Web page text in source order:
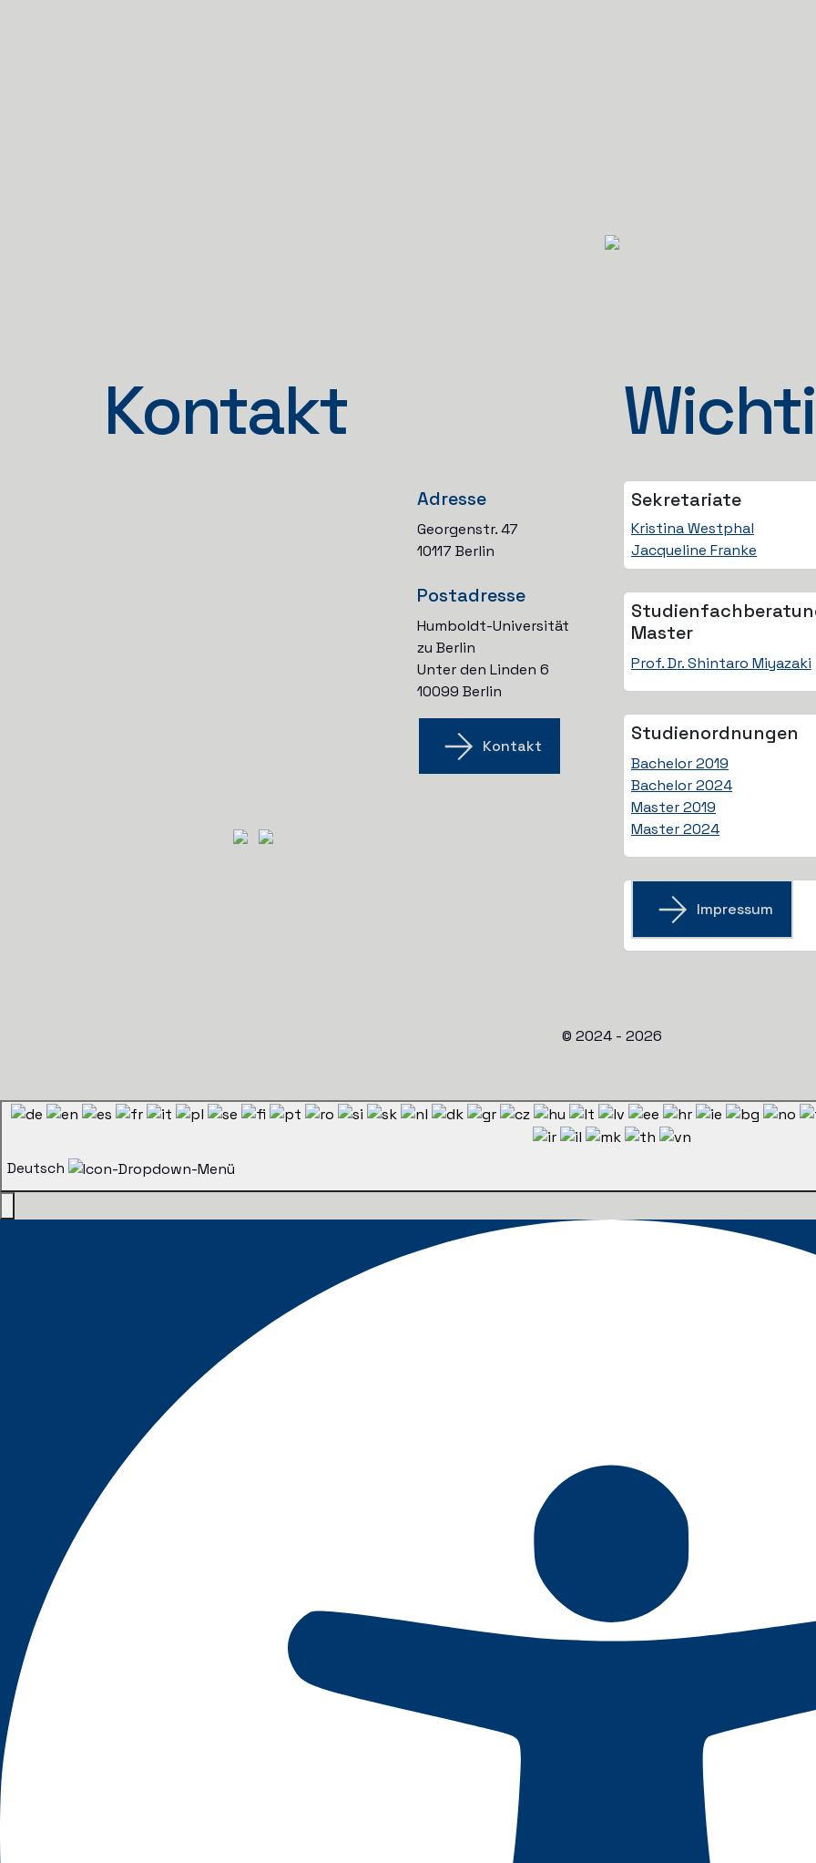
Kontakt
Adresse
Georgenstr. 47
10117 Berlin
Postadresse
Humboldt-Universität
zu Berlin
Unter den Linden 6
10099 Berlin
Kontakt
Sekretariate
Kristina Westphal
Jacqueline Franke
Master
Prof. Dr. Shintaro Miyazaki
Studien­ordnungen
Bachelor 2019
Bachelor 2024
Master 2019
Master 2024
Impressum
© 2024 - 2026
Deutsch